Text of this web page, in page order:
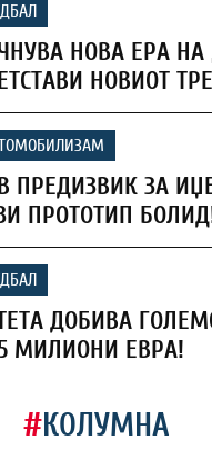
НОВА ЕРА НА
НОВИОТ
ПРЕДИЗВИК ЗА
ПРОТОТИП
ДОБИВА
МИЛИОНИ ЕВРА!
#КОЛУМНА